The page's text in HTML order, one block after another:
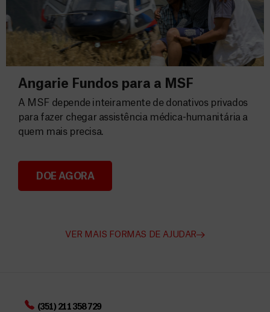
Angarie Fundos para a MSF
Angarie Fundos para a MSF
A MSF depende inteiramente de donativos privados
para fazer chegar assistência médica-humanitária a
quem mais precisa.
DOE AGORA
VER MAIS FORMAS DE AJUDAR
(351) 211 358 729